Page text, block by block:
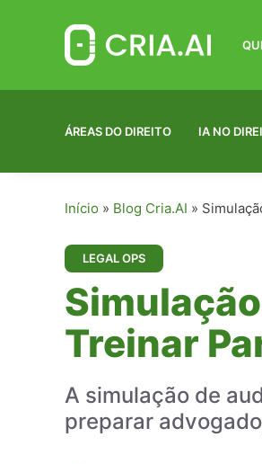
ÁREAS DO DIREITO IA NO
Início » Blog Cria.AI »
LEGAL OPS
Treinar
A simulação de
preparar